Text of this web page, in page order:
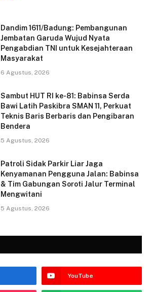
ai ar
e
Dandim 1611/Badung: Pembangunan
Jembatan Garuda Wujud Nyata
Pengabdian TNI untuk Kesejahteraan
Masyarakat
6 Agustus, 2026
Sambut HUT RI ke-81: Babinsa Serda
Bawi Latih Paskibra SMAN 11, Perkuat
Teknis Baris Berbaris dan Pengibaran
Bendera
5 Agustus, 2026
Patroli Sidak Parkir Liar Jaga
Kenyamanan Pengguna Jalan: Babinsa
& Tim Gabungan Soroti Jalur Terminal
Mengwitani
5 Agustus, 2026
YouTube